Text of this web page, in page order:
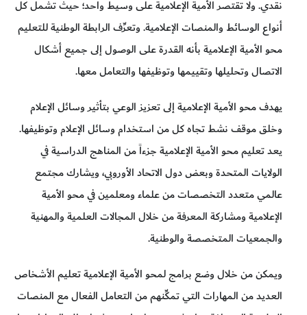
نقدي. ولا تقتصر الأمية الإعلامية على وسيط واحد؛ حيث تشمل كل
أنواع الوسائط والمنصات الإعلامية. وتعرِّف الرابطة الوطنية للتعليم
محو الأمية الإعلامية بأنه القدرة على الوصول إلى جميع أشكال
الاتصال وتحليلها وتقييمها وتوظيفها والتعامل معها.
يهدف محو الأمية الإعلامية إلى تعزيز الوعي بتأثير وسائل الإعلام
وخلق موقف نشط تجاه كل من استخدام وسائل الإعلام وتوظيفها.
يعد تعليم محو الأمية الإعلامية جزءاً من المناهج الدراسية في
الولايات المتحدة وبعض دول الاتحاد الأوروبي، ويشارك مجتمع
عالمي متعدد التخصصات من علماء ومعلمين في محو الأمية
الإعلامية ومشاركة المعرفة من خلال المجالات العلمية والمهنية
والجمعيات المتخصصة والوطنية.
ويمكن من خلال وضع برامج لمحو الأمية الإعلامية تعليم الأشخاص
العديد من المهارات التي تمكِّنهم من التعامل الفعال مع المنصات